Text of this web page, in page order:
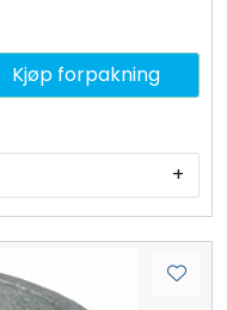
+
Kjøp forpakning